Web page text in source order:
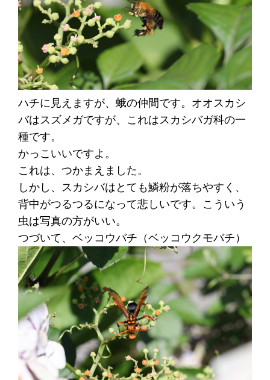
ハチに見えますが、蛾の仲間です。オオスカシ
バはスズメガですが、これはスカシバガ科の一
種です。
かっこいいですよ。
これは、つかまえました。
しかし、スカシバはとても鱗粉が落ちやすく、
背中がつるつるになって悲しいです。こういう
虫は写真の方がいい。
つづいて、ベッコウバチ（ベッコウクモバチ）